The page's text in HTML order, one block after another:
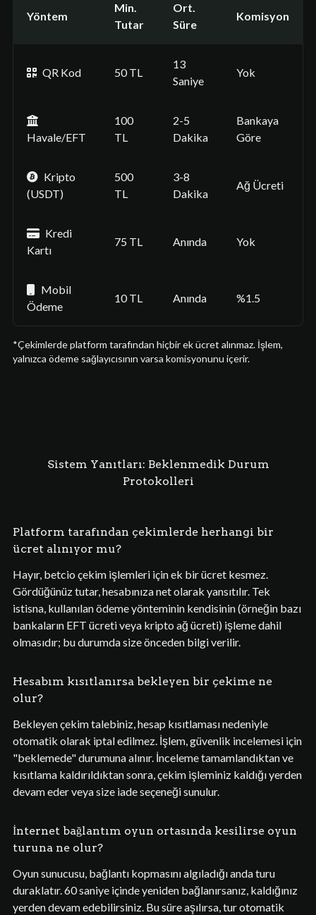
Yöntem
Min.
Tutar
Ort.
Süre
Komisyon
QR Kod 50 TL
13
Saniye
Yok
Havale/EFT
100
TL
2-5
Dakika
Bankaya
Göre
Kripto
(USDT)
500
TL
3-8
Dakika
Ağ Ücreti
Kredi
Kartı
75 TL Anında Yok
Mobil
Ödeme
10 TL Anında %1.5
*Çekimlerde platform tarafından hiçbir ek ücret alınmaz. İşlem,
yalnızca ödeme sağlayıcısının varsa komisyonunu içerir.
Sistem Yanıtları: Beklenmedik Durum
Protokolleri
Platform tarafından çekimlerde herhangi bir
ücret alınıyor mu?
Hayır, betcio çekim işlemleri için ek bir ücret kesmez.
Gördüğünüz tutar, hesabınıza net olarak yansıtılır. Tek
istisna, kullanılan ödeme yönteminin kendisinin (örneğin bazı
bankaların EFT ücreti veya kripto ağ ücreti) işleme dahil
olmasıdır; bu durumda size önceden bilgi verilir.
Hesabım kısıtlanırsa bekleyen bir çekime ne
olur?
Bekleyen çekim talebiniz, hesap kısıtlaması nedeniyle
otomatik olarak iptal edilmez. İşlem, güvenlik incelemesi için
"beklemede" durumuna alınır. İnceleme tamamlandıktan ve
kısıtlama kaldırıldıktan sonra, çekim işleminiz kaldığı yerden
devam eder veya size iade seçeneği sunulur.
İnternet bağlantım oyun ortasında kesilirse oyun
turuna ne olur?
Oyun sunucusu, bağlantı kopmasını algıladığı anda turu
duraklatır. 60 saniye içinde yeniden bağlanırsanız, kaldığınız
yerden devam edebilirsiniz. Bu süre aşılırsa, tur otomatik